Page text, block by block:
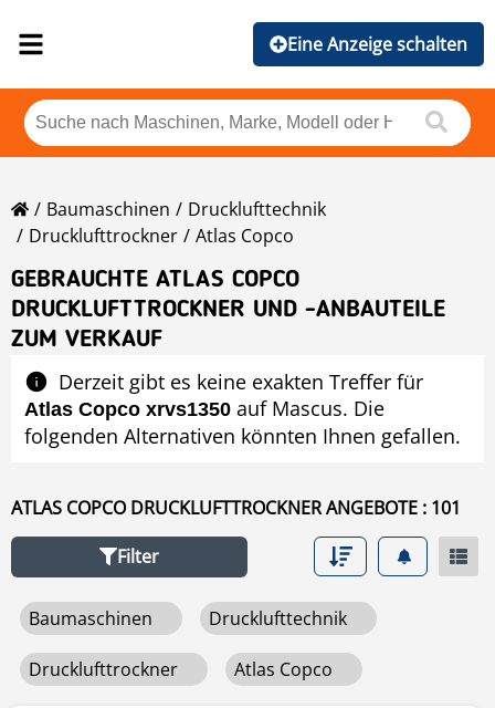
Eine Anzeige schalten
Baumaschinen
Drucklufttechnik
Drucklufttrockner
Atlas Copco
GEBRAUCHTE ATLAS COPCO
DRUCKLUFTTROCKNER UND -ANBAUTEILE
ZUM VERKAUF
Derzeit gibt es keine exakten Treffer für
Atlas Copco xrvs1350 auf Mascus. Die
folgenden Alternativen könnten Ihnen gefallen.
ATLAS COPCO DRUCKLUFTTROCKNER ANGEBOTE : 101
Filter
Baumaschinen Drucklufttechnik
Drucklufttrockner Atlas Copco